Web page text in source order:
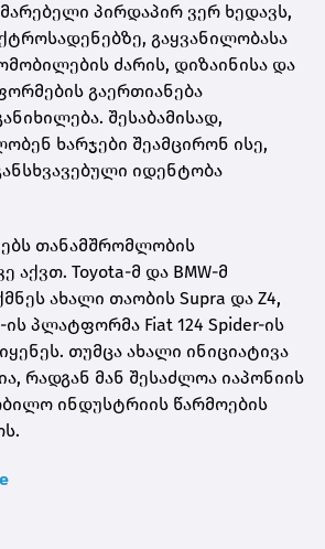
პირდაპირ ვერ ხედავს,
გაყვანილობასა
ძარის, დიზაინისა და
გაერთიანება
შესაბამისად,
ხარჯები შეამცირონ ისე,
იდენტობა
თანამშრომლობის
აქვთ. Toyota-მ და BMW-მ
ახალი თაობის Supra და Z4,
ის პლატფორმა Fiat 124 Spider-ის
თუმცა ახალი ინიციატივა
რადგან მან შესაძლოა იაპონიის
ინდუსტრიის წარმოების